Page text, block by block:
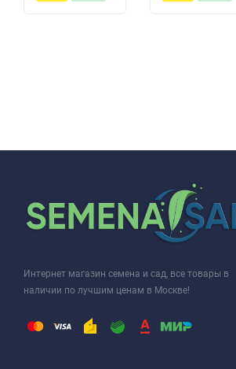
Интернет магазин семена и сад, все товары в
наличии по лучшим ценам в Москве!